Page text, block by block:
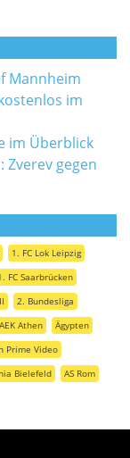
Mannheim
im
im Überblick
gegen
1. FC Lok Leipzig
FC Saarbrücken
2. Bundesliga
AEK Athen
Ägypten
Prime Video
Bielefeld
AS Rom